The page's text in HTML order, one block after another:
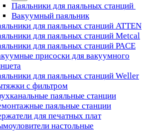
Паяльники для паяльных станций
Вакуумный паяльник
для паяльных станций ATTEN
для паяльных станций Metcal
для паяльных станций PACE
присоски для вакуумного
для паяльных станций Weller
с фильтром
паяльные станции
паяльные станции
для печатных плат
настольные